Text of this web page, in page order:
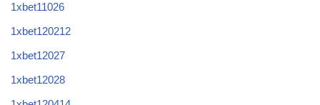
1xbet11026
1xbet120212
1xbet12027
1xbet12028